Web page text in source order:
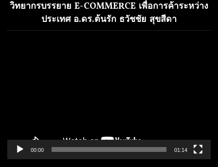
วิทยากรบรรยาย E-COMMERCE เพื่อการค้าระหว่าง
ประเทศ อ.ดร.ต้นรัก ธวัชชัย สุขสีดา
00:00 01:14